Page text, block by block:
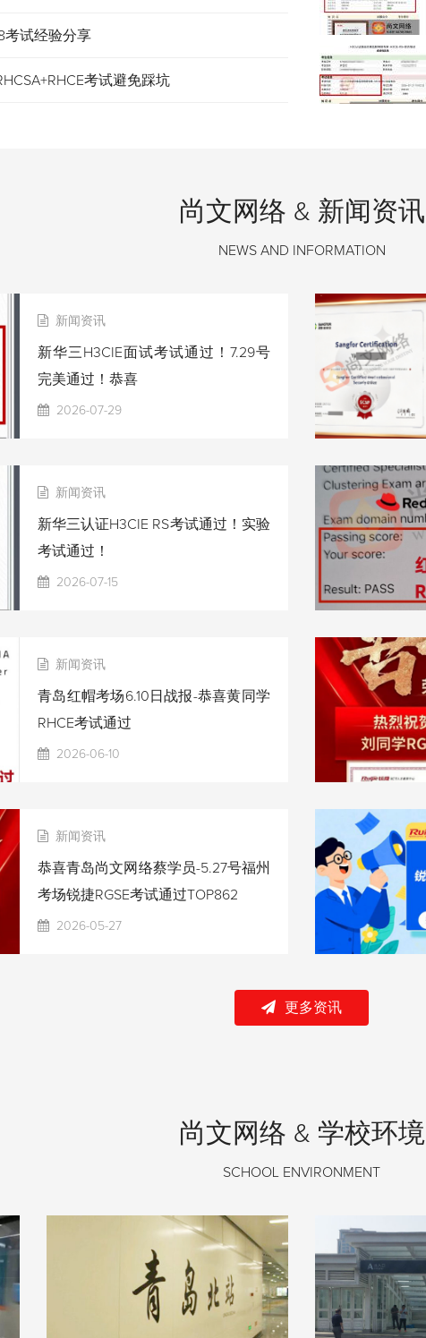
考试经验分享
考试避免踩坑
尚文网络 & 新闻资讯
NEWS AND INFORMATION
新闻资讯
新华三H3CIE面试考试通过！7.29号
完美通过！恭喜
2026-07-29
新闻资讯
新华三认证H3CIE RS考试通过！实验
考试通过！
2026-07-15
新闻资讯
青岛红帽考场6.10日战报-恭喜黄同学
RHCE考试通过
2026-06-10
新闻资讯
恭喜青岛尚文网络蔡学员-5.27号福州
考场锐捷RGSE考试通过TOP862
2026-05-27
更多资讯
尚文网络 & 学校环境
SCHOOL ENVIRONMENT